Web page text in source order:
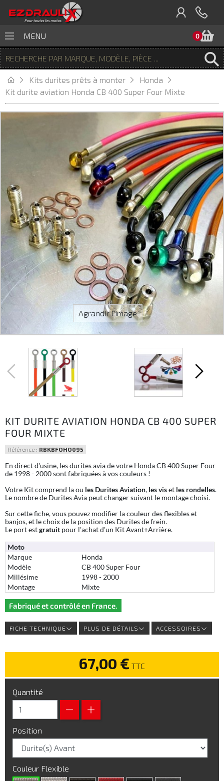
0
MENU
Kits durites prêts à monter
Honda
Kit durite aviation Honda CB 400 Super Four Mixte
Agrandir l'image
KIT DURITE AVIATION HONDA CB 400 SUPER
FOUR MIXTE
Référence : RBKBFOHO095
En direct d'usine, les durites avia de votre Honda CB 400 Super Four
de 1998 - 2000 sont fabriquées à vos couleurs !
Votre Kit comprend la ou les Durites Aviation, les viset les rondelles.
Le nombre de Durites Avia peut changer suivant le montage choisi.
Sur cette fiche, vous pouvez modifier la couleur des flexibles et
banjos, et le choix de la position des Durites de frein.
Le port estgratuit pour l'achat d'un Kit Avant+Arrière.
Moto
Marque
Honda
Modèle
CB 400 Super Four
Millésime
1998 - 2000
Montage
Mixte
Fabriqué et contrôlé en France.
FICHE TECHNIQUE PLUS DE DÉTAILS ACCESSOIRES
67,00 € TTC
Quantité
Position
Couleur Flexible